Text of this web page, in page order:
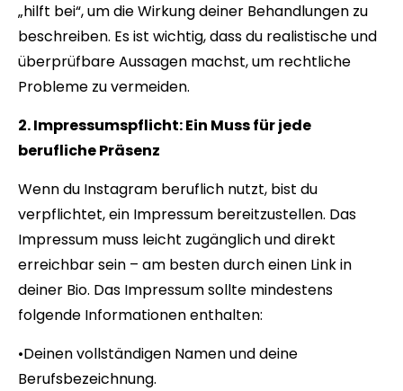
„hilft bei“, um die Wirkung deiner Behandlungen zu
beschreiben. Es ist wichtig, dass du realistische und
überprüfbare Aussagen machst, um rechtliche
Probleme zu vermeiden.
2. Impressumspflicht: Ein Muss für jede
berufliche Präsenz
Wenn du Instagram beruflich nutzt, bist du
verpflichtet, ein Impressum bereitzustellen. Das
Impressum muss leicht zugänglich und direkt
erreichbar sein – am besten durch einen Link in
deiner Bio. Das Impressum sollte mindestens
folgende Informationen enthalten:
•Deinen vollständigen Namen und deine
Berufsbezeichnung.